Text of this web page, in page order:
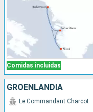
Comidas incluidas
GROENLANDIA
Le Commandant Charcot